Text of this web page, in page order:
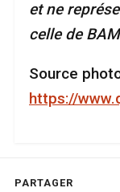
et ne
celle de
Source
https://
PARTAGER